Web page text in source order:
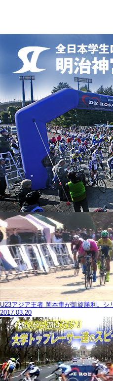
U23アジア王者 岡本隼が凱旋勝利。シ
2017.03.20